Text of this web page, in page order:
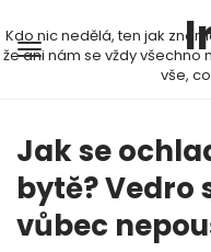
Kdo nic nedělá, ten jak
že ani nám se vždy
vše,
Jak se
bytě? Vedro
vůbec